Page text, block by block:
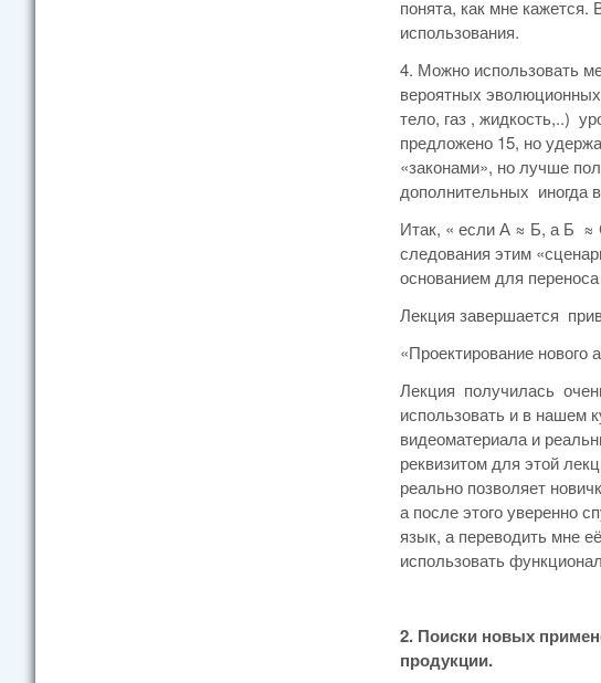
понята, как мне
использования.
4. Можно использовать
вероятных эволюционных
тело, газ , жидкость,..)
предложено 15, но
«законами», но лучше
дополнительных иногда
Итак, « если А ≈ Б, а Б ≈
следования этим
основанием для
Лекция завершается
«Проектирование нового
Лекция получилась
использовать и в нашем
видеоматериала и
реквизитом для этой
реально позволяет
а после этого уверенно
язык, а переводить мне
использовать
2. Поиски новых
продукции.